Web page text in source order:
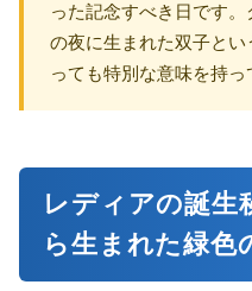
った記念すべき日です
の夜に生まれた双子とい
っても特別な意味を持っ
レディアの誕生
ら生まれた緑色